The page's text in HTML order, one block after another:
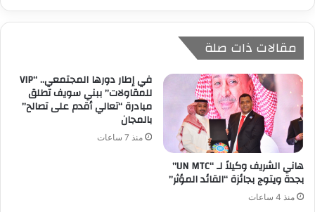
مقالات ذات صلة
هاني الشريف وكيلاً لـ “UN MTC”
بجدة ويتوج بجائزة “القائد المؤثر”
منذ 4 ساعات
في إطار دورها المجتمعي.. “VIP
للمقاولات” ببني سويف تطلق
مبادرة “تعالي أقدم على تصالح”
بالمجان
منذ 7 ساعات